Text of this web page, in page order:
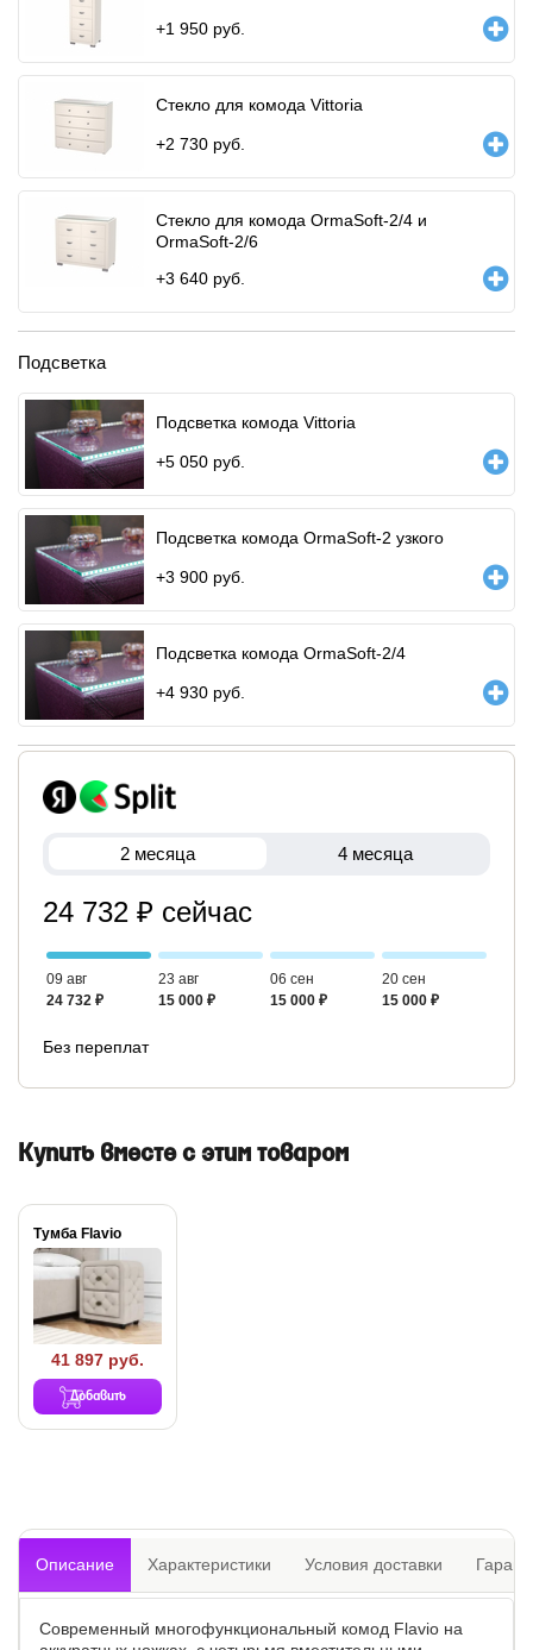
+1 950 руб.
Стекло для комода Vittoria
+2 730 руб.
Стекло для комода OrmaSoft-2/4 и
OrmaSoft-2/6
+3 640 руб.
Подсветка
Подсветка комода Vittoria
+5 050 руб.
Подсветка комода OrmaSoft-2 узкого
+3 900 руб.
Подсветка комода OrmaSoft-2/4
+4 930 руб.
2 месяца 4 месяца
24 732 ₽ сейчас
09 авг
24 732 ₽
23 авг
15 000 ₽
06 сен
15 000 ₽
20 сен
15 000 ₽
Без переплат
Купить вместе с этим товаром
Тумба Flavio
41 897 руб.
Добавить
Описание Характеристики Условия доставки
Современный многофункциональный комод Flavio на